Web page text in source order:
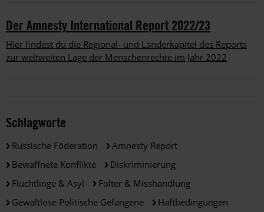
Der Amnesty International Report 2022/23
Hier findest du die Regional- und Länderkapitel des Reports
zur weltweiten Lage der Menschenrechte im Jahr 2022
Schlagworte
Russische Föderation
Amnesty Report
Bewaffnete Konflikte
Diskriminierung
Flüchtlinge & Asyl
Folter & Misshandlung
Gewaltlose Politische Gefangene
Haftbedingungen